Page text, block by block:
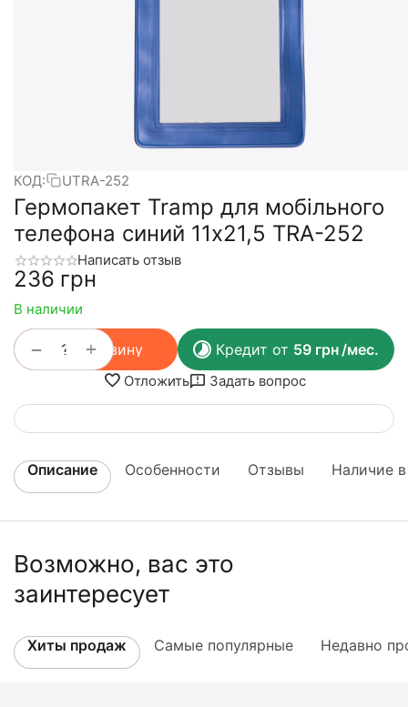
КОД: UTRA-252
Гермопакет Tramp для мобільного
телефона синий 11х21,5 TRA-252
Написать отзыв
‍236‍ грн
В наличии
+
− В корзину Кредит от 59 грн/мес.
Отложить Задать вопрос
Описание Особенности Отзывы Наличие
Возможно, вас это
заинтересует
Хиты продаж Самые популярные Недавно